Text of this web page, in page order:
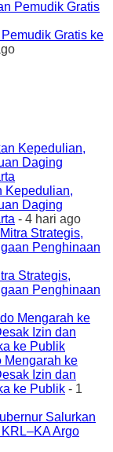
Gratis ke
Kepedulian,
Daging
- 4 hari ago
Strategis,
Penghinaan
Mengarah ke
Izin dan
ke Publik - 1